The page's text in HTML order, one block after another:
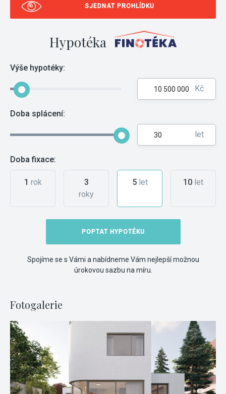
SJEDNAT PROHLÍDKU
Hypotéka
Výše hypotéky:
Kč
Doba splácení:
let
Doba fixace:
1 rok
3
roky
5let 10 let
POPTAT HYPOTÉKU
Spojíme se s Vámi a nabídneme Vám nejlepší možnou
úrokovou sazbu na míru.
Fotogalerie